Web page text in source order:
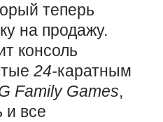
теперь
на продажу.
консоль
24-каратным
Family Games,
и все